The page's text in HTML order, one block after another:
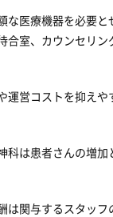
な医療機器を必要
合室、カウンセリ
運営コストを抑え
科は患者さんの増
は関与するスタッフ